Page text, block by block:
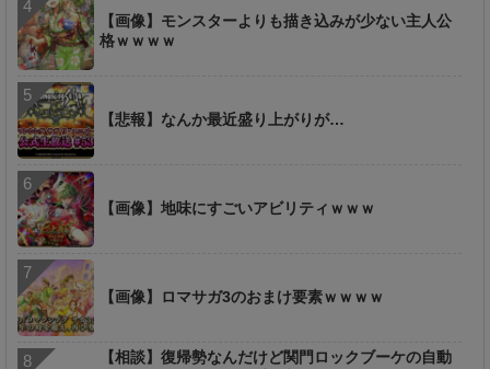
【画像】モンスターよりも描き込みが少ない主人公
格ｗｗｗｗ
【悲報】なんか最近盛り上がりが…
【画像】地味にすごいアビリティｗｗｗ
【画像】ロマサガ3のおまけ要素ｗｗｗｗ
【相談】復帰勢なんだけど関門ロックブーケの自動